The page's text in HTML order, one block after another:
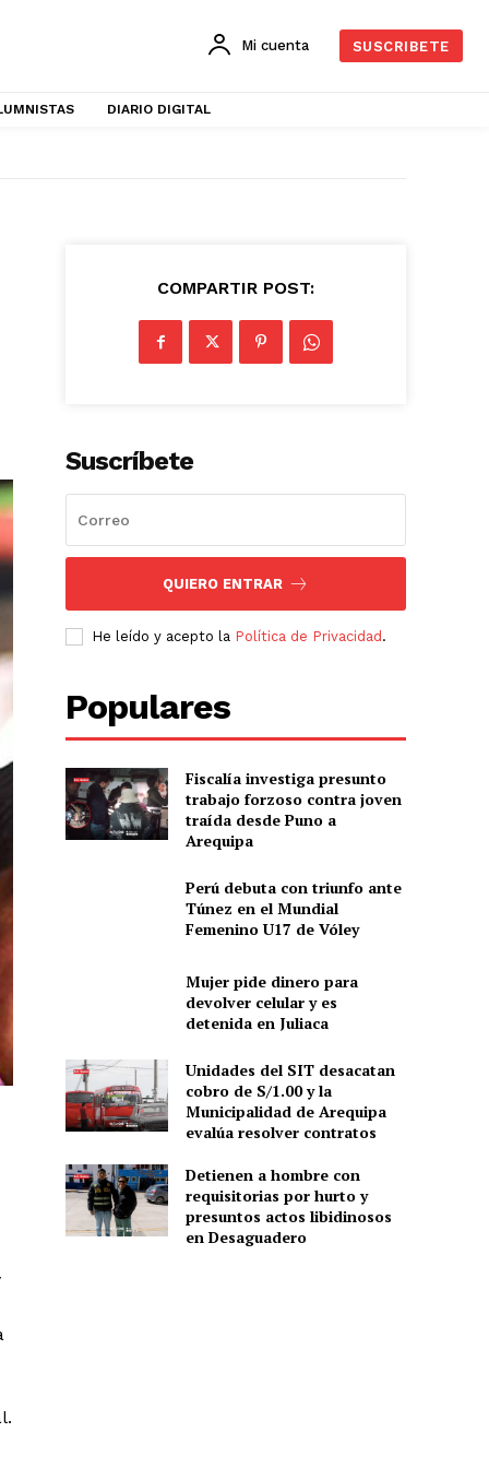
Mi cuenta SUSCRIBETE
DIARIO DIGITAL
COMPARTIR POST:
Suscríbete
QUIERO ENTRAR
He leído y acepto la Política de Privacidad .
Populares
Fiscalía investiga presunto
trabajo forzoso contra joven
traída desde Puno a
Arequipa
Perú debuta con triunfo ante
Túnez en el Mundial
Femenino U17 de Vóley
Mujer pide dinero para
devolver celular y es
detenida en Juliaca
Unidades del SIT desacatan
cobro de S/1.00 y la
Municipalidad de Arequipa
evalúa resolver contratos
Detienen a hombre con
requisitorias por hurto y
presuntos actos libidinosos
en Desaguadero